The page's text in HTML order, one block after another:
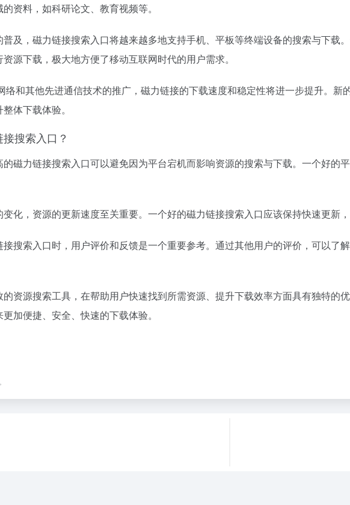
资料，如科研论文、教育视频等。
及，磁力链接搜索入口将越来越多地支持手机、平板等终端设备的搜索与下载
源下载，极大地方便了移动互联网时代的用户需求。
络和其他先进通信技术的推广，磁力链接的下载速度和稳定性将进一步提升。
体下载体验。
搜索入口？
磁力链接搜索入口可以避免因为平台宕机而影响资源的搜索与下载。一个好的
化，资源的更新速度至关重要。一个好的磁力链接搜索入口应该保持快速更新
搜索入口时，用户评价和反馈是一个重要参考。通过其他用户的评价，可以了
资源搜索工具，在帮助用户快速找到所需资源、提升下载效率方面具有独特的
加便捷、安全、快速的下载体验。